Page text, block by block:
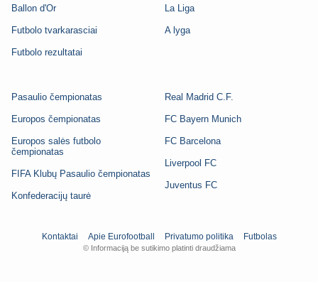
Ballon d'Or
Futbolo tvarkarasciai
Futbolo rezultatai
La Liga
A lyga
Pasaulio čempionatas
Europos čempionatas
Europos salės futbolo
čempionatas
FIFA Klubų Pasaulio čempionatas
Konfederacijų taurė
Real Madrid C.F.
FC Bayern Munich
FC Barcelona
Liverpool FC
Juventus FC
Kontaktai Apie Eurofootball Privatumo politika Futbolas
© Informaciją be sutikimo platinti draudžiama